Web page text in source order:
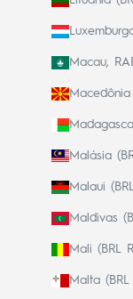
Macau,
Malásia
Malaui
Maldivas
Mali (BRL
Malta (BRL